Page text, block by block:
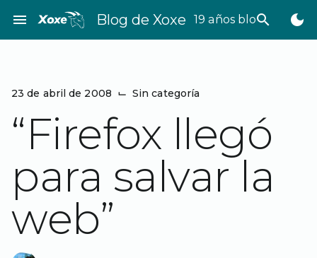
contenido
menu Blog de Xoxe 19 años bloggeando
search dark_mode
23 de abril de 2008 ⌙ Sin categoría
“Firefox llegó
para salvar la
web”